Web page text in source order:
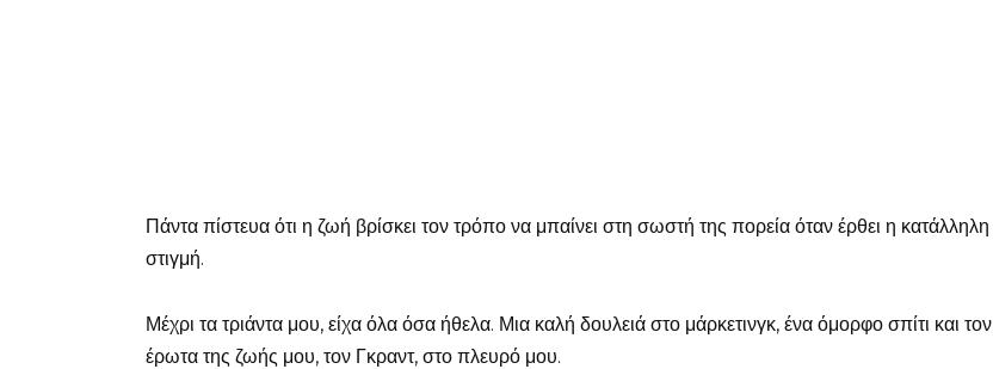
Πάντα πίστευα ότι η ζωή βρίσκει τον τρόπο να μπαίνει στη σωστή της πορεία όταν έρθει η κατάλληλη
στιγμή.
Μέχρι τα τριάντα μου, είχα όλα όσα ήθελα. Μια καλή δουλειά στο μάρκετινγκ, ένα όμορφο σπίτι και τον
έρωτα της ζωής μου, τον Γκραντ, στο πλευρό μου.